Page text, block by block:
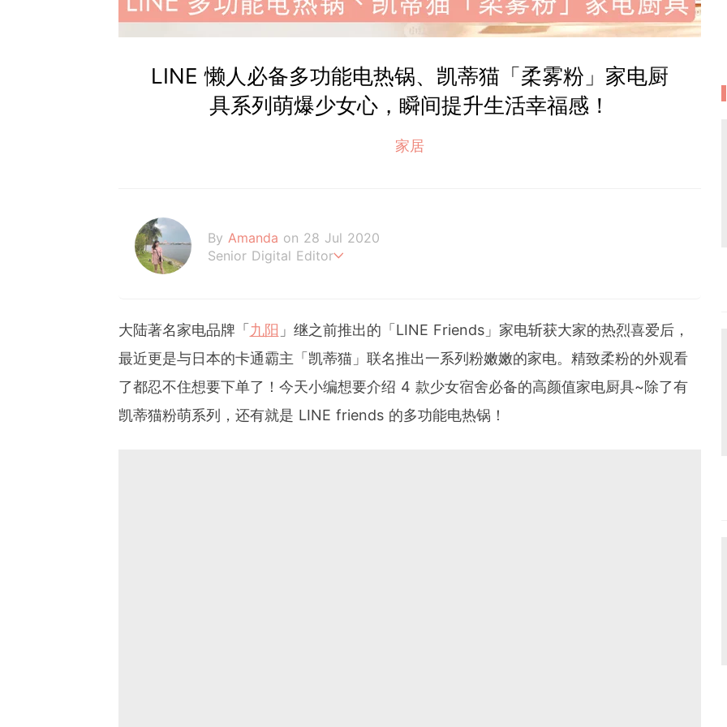
LINE 懒人必备多功能电热锅、凯蒂猫「柔雾粉」家电厨
具系列萌爆少女心，瞬间提升生活幸福感！
家居
By Amanda on 28 Jul 2020
Senior Digital Editor
le MY ，让读者们不管何时何地都能掌握最新的资讯，让女性成为更好更潮的自
大陆著名家电品牌「 九阳 」继之前推出的「LINE Friends」家电斩获大家的热烈喜爱后，
最近更是与日本的卡通霸主「凯蒂猫」联名推出一系列粉嫩嫩的家电。精致柔粉的外观看
了都忍不住想要下单了！今天小编想要介绍 4 款少女宿舍必备的高颜值家电厨具~除了有
凯蒂猫粉萌系列，还有就是 LINE friends 的多功能电热锅！